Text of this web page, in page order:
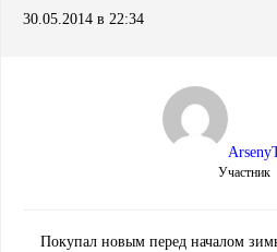
30.05.2014 в 22:34
Участник
Покупал новым перед началом